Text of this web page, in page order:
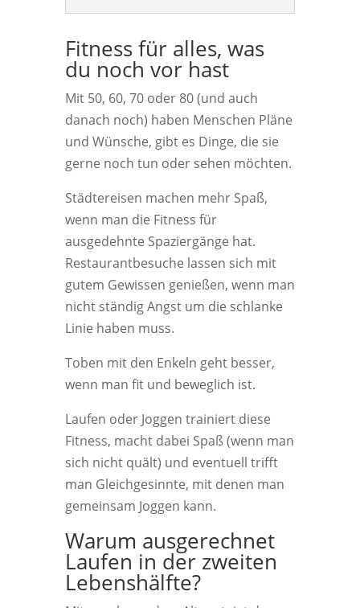
Fitness für alles, was
du noch vor hast
Mit 50, 60, 70 oder 80 (und auch
danach noch) haben Menschen Pläne
und Wünsche, gibt es Dinge, die sie
gerne noch tun oder sehen möchten.
Städtereisen machen mehr Spaß,
wenn man die Fitness für
ausgedehnte Spaziergänge hat.
Restaurantbesuche lassen sich mit
gutem Gewissen genießen, wenn man
nicht ständig Angst um die schlanke
Linie haben muss.
Toben mit den Enkeln geht besser,
wenn man fit und beweglich ist.
Laufen oder Joggen trainiert diese
Fitness, macht dabei Spaß (wenn man
sich nicht quält) und eventuell trifft
man Gleichgesinnte, mit denen man
gemeinsam Joggen kann.
Warum ausgerechnet
Laufen in der zweiten
Lebenshälfte?